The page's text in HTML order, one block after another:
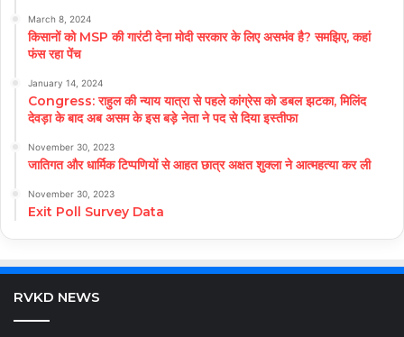
March 8, 2024
किसानों को MSP की गारंटी देना मोदी सरकार के लिए असभंव है? समझिए, कहां
फंस रहा पेंच
January 14, 2024
Congress: राहुल की न्याय यात्रा से पहले कांग्रेस को डबल झटका, मिलिंद
देवड़ा के बाद अब असम के इस बड़े नेता ने पद से दिया इस्तीफा
November 30, 2023
जातिगत और धार्मिक टिप्पणियों से आहत छात्र अक्षत शुक्ला ने आत्महत्या कर ली
November 30, 2023
Exit Poll Survey Data
RVKD NEWS